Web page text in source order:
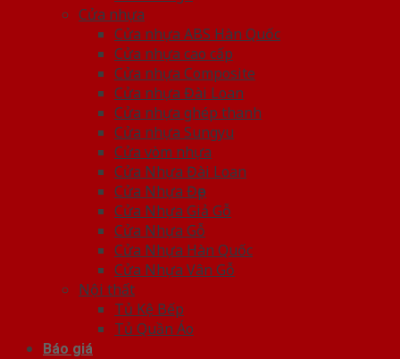
Cửa nhựa
Cửa nhựa ABS Hàn Quốc
Cửa nhựa cao cấp
Cửa nhựa Composite
Cửa nhựa Đài Loan
Cửa nhựa ghép thanh
Cửa nhựa Sungyu
Cửa vòm nhựa
Cửa Nhựa Đài Loan
Cửa Nhựa Đẹp
Cửa Nhựa Giả Gỗ
Cửa Nhựa Gỗ
Cửa Nhựa Hàn Quốc
Cửa Nhựa Vân Gỗ
Nội thất
Tủ Kệ Bếp
Tủ Quần Áo
Báo giá